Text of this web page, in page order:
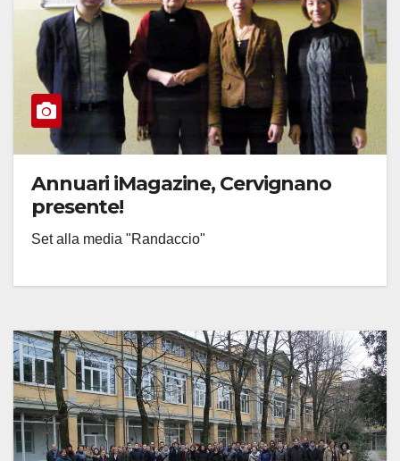
Annuari iMagazine, Cervignano
presente!
Set alla media "Randaccio"